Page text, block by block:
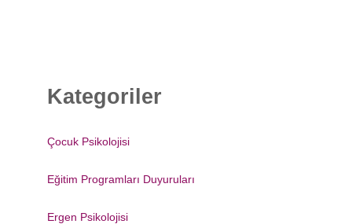
Kategoriler
Çocuk Psikolojisi
Eğitim Programları Duyuruları
Ergen Psikolojisi